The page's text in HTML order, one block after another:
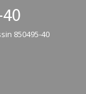
850495-40